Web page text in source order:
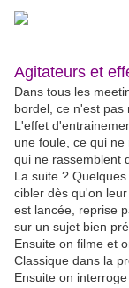
Agitateurs et
Dans tous les
bordel, ce n'est pas
L'effet
une foule, ce qui
qui ne rassemblent
La suite ?
cibler dès qu'on
est lancée, reprise
sur un sujet bien
Ensuite on filme et
Classique dans la
Ensuite on